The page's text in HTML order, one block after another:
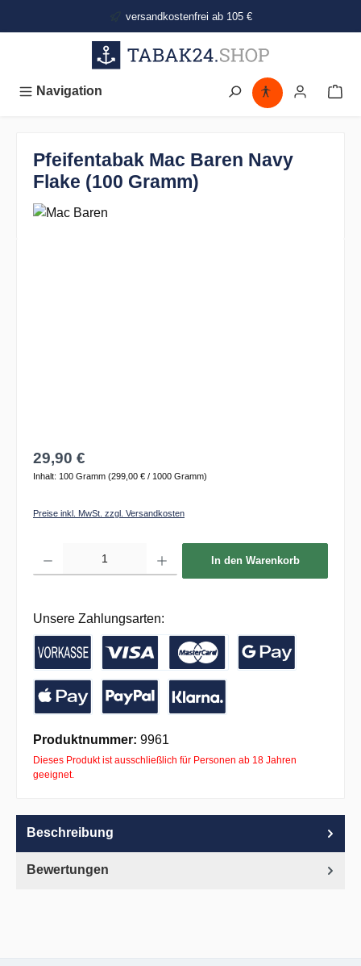
versandkostenfrei ab 105 €
Navigation
Pfeifentabak Mac Baren Navy
Flake (100 Gramm)
29,90 €
Inhalt: 100 Gramm (299,00 € / 1000 Gramm)
Preise inkl. MwSt. zzgl. Versandkosten
In den Warenkorb
Unsere Zahlungsarten:
Vorkasse / Banküberweisung
Kreditkarte
Produktnummer: 9961
Dieses Produkt ist ausschließlich für Personen ab 18 Jahren
geeignet.
Beschreibung
Bewertungen